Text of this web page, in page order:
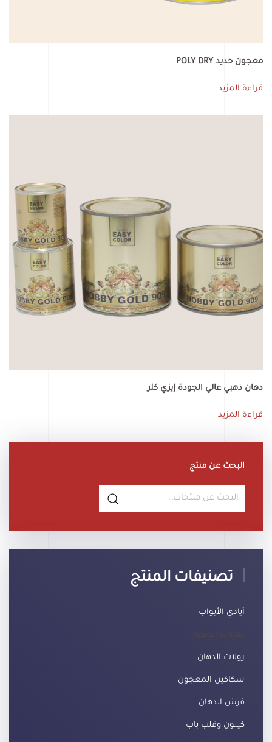
معجون حديد POLY DRY
قراءة المزيد
دهان ذهبي عالي الجودة إيزي كلر
قراءة المزيد
البحث عن منتج
البحث
تصنيفات المنتج
أيادي الأبواب
رولات الدهان
سكاكين المعجون
فرش الدهان
كيلون وقلب باب